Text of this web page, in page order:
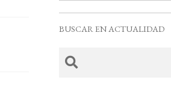
BUSCAR EN ACTUALIDAD